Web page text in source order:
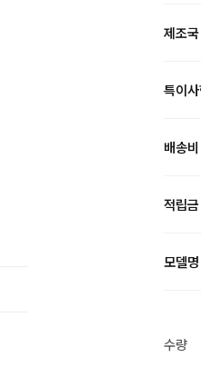
제조국
특이
배송비
적립금
모델명
수량